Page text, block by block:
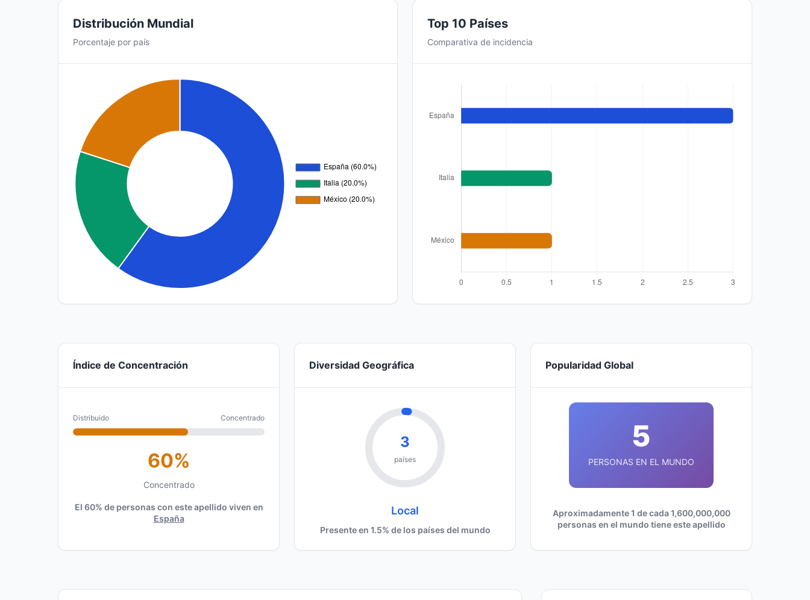
Distribución Mundial
Porcentaje por país
Top 10 Países
Comparativa de incidencia
Índice de Concentración
Distribuido Concentrado
60%
Concentrado
El 60% de personas con este apellido viven en
España
Diversidad Geográfica
3
países
Local
Presente en 1.5% de los países del mundo
Popularidad Global
5
PERSONAS EN EL MUNDO
Aproximadamente 1 de cada 1,600,000,000
personas en el mundo tiene este apellido